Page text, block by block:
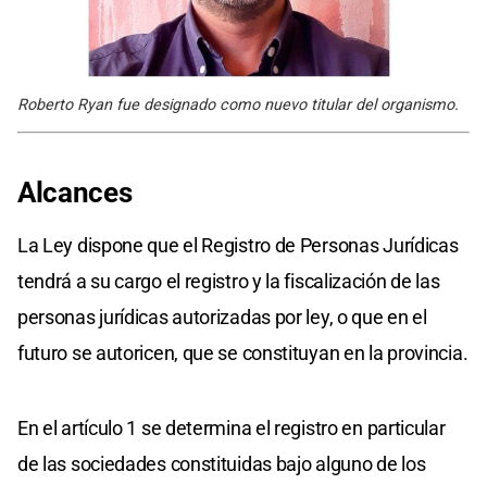
Roberto Ryan fue designado como nuevo titular del organismo.
Alcances
La Ley dispone que el Registro de Personas Jurídicas
tendrá a su cargo el registro y la fiscalización de las
personas jurídicas autorizadas por ley, o que en el
futuro se autoricen, que se constituyan en la provincia.
En el artículo 1 se determina el registro en particular
de las sociedades constituidas bajo alguno de los